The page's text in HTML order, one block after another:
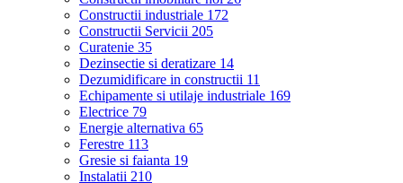
Constructii industriale 172
Constructii Servicii 205
Curatenie 35
Dezinsectie si deratizare 14
Dezumidificare in constructii 11
Echipamente si utilaje industriale 169
Electrice 79
Energie alternativa 65
Ferestre 113
Gresie si faianta 19
Instalatii 210